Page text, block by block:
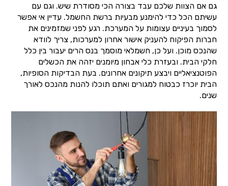
גם אם הצוות שלכם עבד בצורה הכי מסודרת שיש. וגם עם
עשיתם הכל כדי להימנע מבעיות ברשת החשמל. עדיין אי אפשר
לסמוך בעיניים עצומות על המערכת. רגע לפני שמזמינים את
חברות הפיקוח להעניק אישור אחרון למערכות, צריך לוודא
שהנכס מוכן. ועל כן, חשמלאי מוסמך בנס הרים יעבור בין כלל
חלקי הבית. ובעזרת כלי אבחון מיומנים יזהה את הכשלים
הפוטנציאליים ויבצע תיקונים אחרונים. בעת הבדיקות הסופיות,
הבית יוכרז כבטוח למגורים ואתם תוכלו להנות מהנכס לאורך
שנים.